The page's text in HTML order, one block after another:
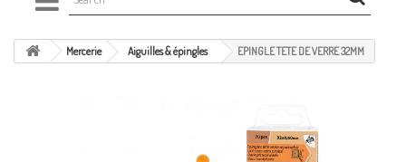
Mercerie Aiguilles & épingles EPINGLE TETE DE VERRE 32MM